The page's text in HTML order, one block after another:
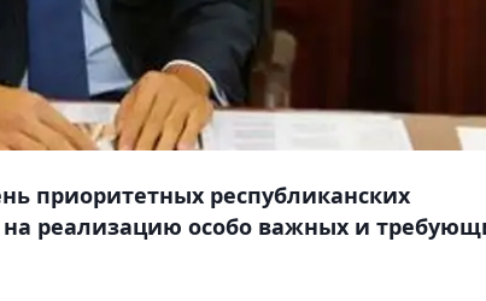
приоритетных республиканских
реализацию особо важных и